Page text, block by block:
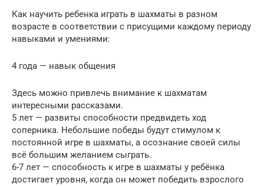
Как научить ребенка играть в шахматы в разном
возрасте в соответствии с присущими каждому периоду
навыками и умениями:
4 года — навык общения
Здесь можно привлечь внимание к шахматам
интересными рассказами.
5 лет — развиты способности предвидеть ход
соперника. Небольшие победы будут стимулом к
постоянной игре в шахматы, а осознание своей силы
всё большим желанием сыграть.
6-7 лет — способность к игре в шахматы у ребёнка
достигает уровня, когда он может победить взрослого